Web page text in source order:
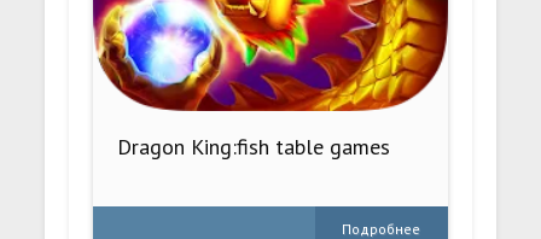
Dragon King:fish table games
Подробнее